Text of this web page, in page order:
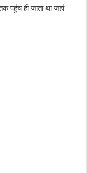
पहुंच ही जाता था जहां